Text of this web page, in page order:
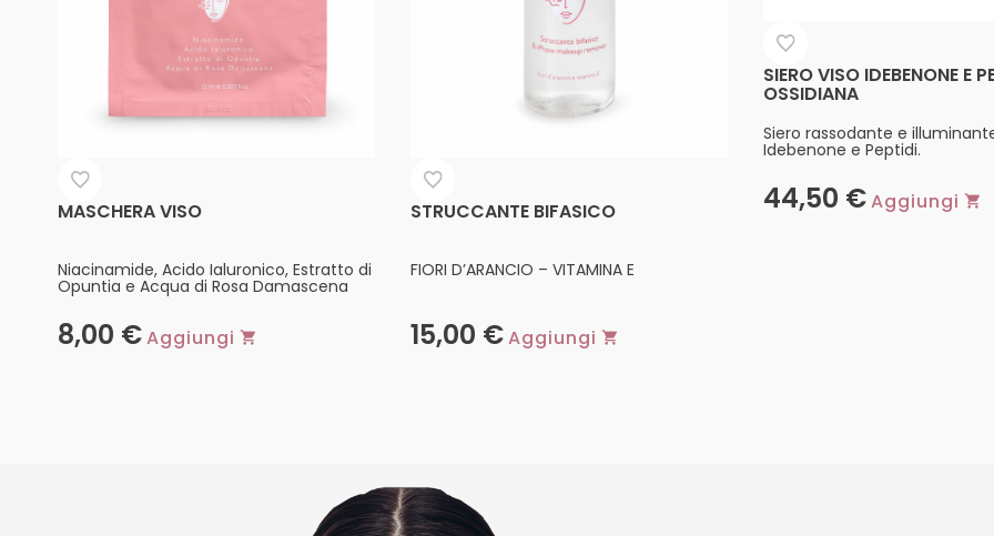
MASCHERA VISO
Niacinamide, Acido Ialuronico, Estratto di
Opuntia e Acqua di Rosa Damascena
8,00 €Aggiungi
STRUCCANTE BIFASICO
FIORI D’ARANCIO – VITAMINA E
15,00 €Aggiungi
SIERO VISO IDEBENONE E
OSSIDIANA
Siero rassodante e
Idebenone e Peptidi.
44,50 €Aggiungi